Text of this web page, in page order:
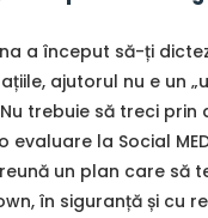
a început să-ți
ajutorul nu e un
trebuie să treci prin
evaluare la Social
un plan care să
în siguranță și cu